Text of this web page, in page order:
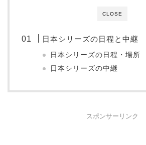
CLOSE
日本シリーズの日程と中継
日本シリーズの日程・場所
日本シリーズの中継
スポンサーリンク